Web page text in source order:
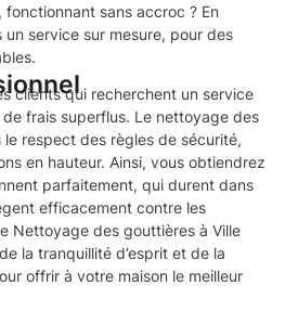
sans accroc ? En
un service sur mesure, pour des
clients qui recherchent un service
frais superflus. Le nettoyage des
le respect des règles de sécurité,
en hauteur. Ainsi, vous obtiendrez
parfaitement, qui durent dans
efficacement contre les
Nettoyage des gouttières à Ville
la tranquillité d’esprit et de la
offrir à votre maison le meilleur